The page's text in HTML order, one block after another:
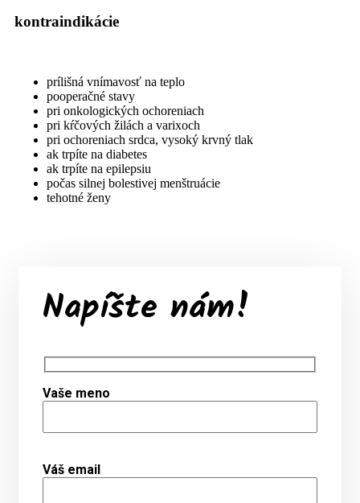
kontraindikácie
prílišná vnímavosť na teplo
pooperačné stavy
pri onkologických ochoreniach
pri kŕčových žilách a varixoch
pri ochoreniach srdca, vysoký krvný tlak
ak trpíte na diabetes
ak trpíte na epilepsiu
počas silnej bolestivej menštruácie
tehotné ženy
Napíšte nám!
Vaše meno
Váš email